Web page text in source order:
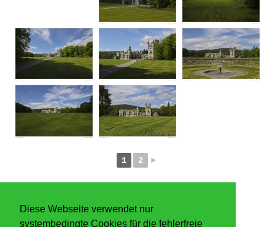
Diese Webseite verwendet nur
systembedingte Cookies für die fehlerfreie
1 2 ►